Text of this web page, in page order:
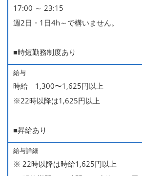
17:00 ～ 23:15
週2日・1日4h～で構いません。
■時短勤務制度あり
給与
時給 1,300〜1,625円以上
※22時以降は1,625円以上
■昇給あり
給与詳細
※ 22時以降は時給1,625円以上